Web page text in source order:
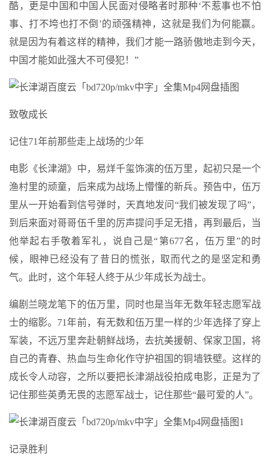
酷，更是中国和中国人民面对侵略者时那种‘不惹事也不怕
事、打不垮也打不倒’的顽强精神，这就是我们为何能赢。
就是因为有着这样的精神，我们才能一路骄傲地走到今天，
中国才能如此强大不可侵犯！”
致敬成长
记住71年前那些走上战场的少年
电影《长津湖》中，易烊千玺饰演的伍万里，起初只是一个
渔村里的顽童，后来成为战场上懵懂的新兵。预告中，伍万
里从一开始看到信号弹时，天真地发问“我们被发现了吗”，
到后来面对哥哥伍千里的厉声提问手足无措，再到最后，当
他举起右手敬着军礼，说自己是“第677名，伍万里”的时
候，眼神已经没有了昔日的慌张，取而代之的是坚定和勇
气。此时，这个年轻人终于从少年成长为战士。
编剧兰晓龙笔下的伍万里，同时也是当年无数年轻志愿军战
士的缩影。71年前，有无数和伍万里一样的少年选择了穿上
军装，不远万里奔赴朝鲜战场，去抗美援朝、保家卫国，将
自己的青春、热血与生命化作守护祖国的铜墙铁壁。这样的
成长令人动容，之所以要把长津湖战役拍成电影，正是为了
记住那些英勇无畏的志愿军战士，记住那些“最可爱的人”。
记录胜利